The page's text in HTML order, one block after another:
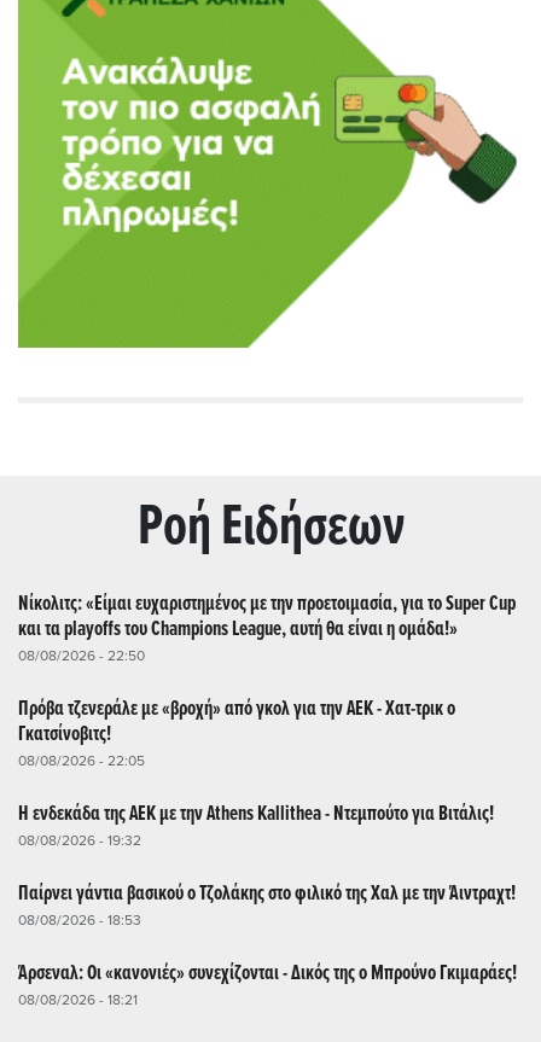
Ρoή Ειδήσεων
Νίκολιτς: «Είμαι ευχαριστημένος με την προετοιμασία, για το Super Cup
και τα playoffs του Champions League, αυτή θα είναι η ομάδα!»
08/08/2026 - 22:50
Πρόβα τζενεράλε με «βροχή» από γκολ για την ΑΕΚ - Χατ-τρικ ο
Γκατσίνοβιτς!
08/08/2026 - 22:05
Η ενδεκάδα της ΑΕΚ με την Athens Kallithea - Ντεμπούτο για Βιτάλις!
08/08/2026 - 19:32
Παίρνει γάντια βασικού ο Τζολάκης στο φιλικό της Χαλ με την Άιντραχτ!
08/08/2026 - 18:53
Άρσεναλ: Οι «κανονιές» συνεχίζονται - Δικός της ο Μπρούνο Γκιμαράες!
08/08/2026 - 18:21